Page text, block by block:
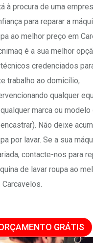
à procura de uma
para reparar a
ao melhor preço em
é a sua melhor
credenciados
trabalho ao domicílio,
qualquer
marca ou
Não deixe
por lavar. Se a sua
contacte-nos para
de lavar roupa ao
Carcavelos.
GRÁTIS